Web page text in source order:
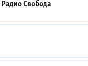
Радио Свобода